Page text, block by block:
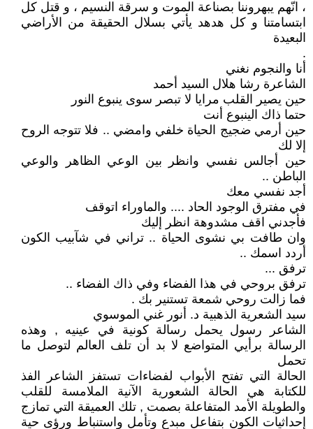
، انّهم يبهروننا بصناعة الموت و سرقة النسيم ، و قتل كل
ابتسامتنا و كل هدهد يأتي بسلال الحقيقة من الأراضي
البعيدة
.
أنا والنجوم نغني
الشاعرة رشا هلال السيد أحمد
حين يصير القلب مرايا لا تبصر سوى ينبوع النور
حتما ذاك الينبوع أنت
حين أرمي ضجيج الحياة خلفي وامضي .. فلا تتوجه الروح
إلا لك
حين أجالس نفسي وانظر بين الوعي الظاهر والوعي
الباطن ..
أجد نفسي معك
في مفترق الوجود الحاد .... والماوراء اتوقف
فأجدني اقف مشدوهة انظر إليك
وان طافت بي نشوى الحياة .. تراني في شآبيب الكون
أردد اسمك ..
ترفق ...
ترفق بروحي في هذا الفضاء وفي ذاك الفضاء ..
فما زالت روحي شمعة تستنير بك .
سيد الشعرية الذهبية د. أنور غني الموسوي
الشاعر رسول يحمل رسالة كونية في عينيه , وهذه
الرسالة برأيي المتواضع لا بد أن تلف العالم لتوصل ما
تحمل
الحالة التي تفتح الأبواب لفضاءات تستفز الشاعر الفذ
للكتابة هي الحالة الشعورية الآنية الملامسة للقلب
والطويلة الأمد المتفاعلة بصمت , تلك العميقة التي تمازج
إحداثيات الكون بتفاعل مبدع وتأمل واستنباط ورؤى حية